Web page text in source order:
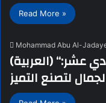
Read More »
Mohammad Abu Al-
(العربية) “ميس نايل” في موسمه الحادي عشر:
لتصنع التميز